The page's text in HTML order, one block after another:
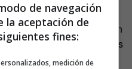
Bon Vivant&Co
. Un
día para reuniones y otras
de navegación
la aceptación de
fines:
medición de